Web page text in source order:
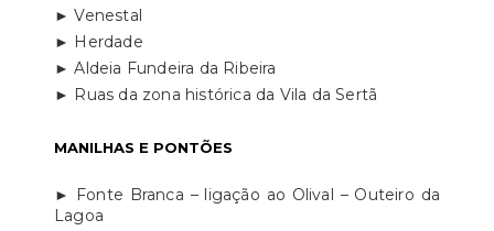
► Venestal
► Herdade
► Aldeia Fundeira da Ribeira
► Ruas da zona histórica da Vila da Sertã
MANILHAS E PONTÕES
► Fonte Branca – ligação ao Olival – Outeiro da
Lagoa